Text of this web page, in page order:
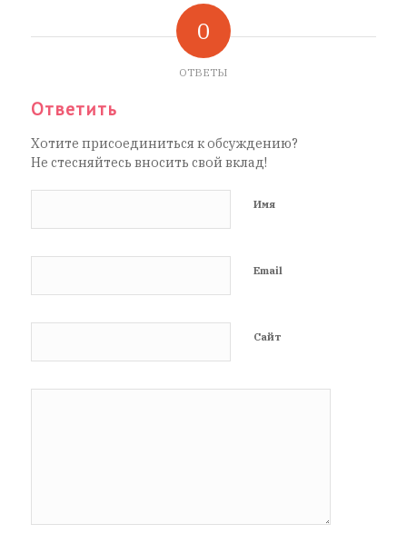
0
ОТВЕТЫ
Ответить
Хотите присоединиться к обсуждению?
Не стесняйтесь вносить свой вклад!
Имя
Email
Сайт